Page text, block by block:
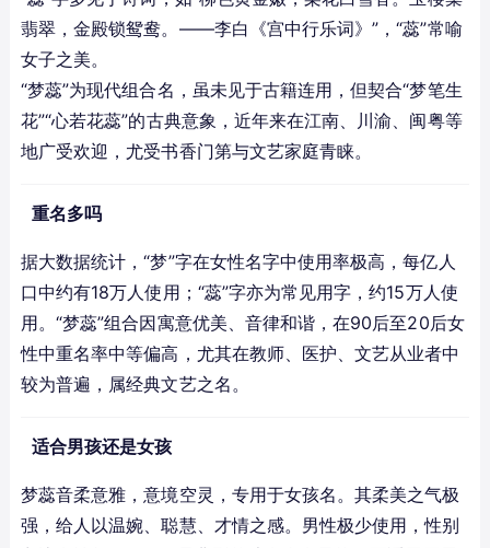
翡翠，金殿锁鸳鸯。——李白《宫中行乐词》”，“蕊”常喻
女子之美。
“梦蕊”为现代组合名，虽未见于古籍连用，但契合“梦笔生
花”“心若花蕊”的古典意象，近年来在江南、川渝、闽粤等
地广受欢迎，尤受书香门第与文艺家庭青睐。
重名多吗
据大数据统计，“梦”字在女性名字中使用率极高，每亿人
口中约有18万人使用；“蕊”字亦为常见用字，约15万人使
用。“梦蕊”组合因寓意优美、音律和谐，在90后至20后女
性中重名率中等偏高，尤其在教师、医护、文艺从业者中
较为普遍，属经典文艺之名。
适合男孩还是女孩
梦蕊音柔意雅，意境空灵，专用于女孩名。其柔美之气极
强，给人以温婉、聪慧、才情之感。男性极少使用，性别